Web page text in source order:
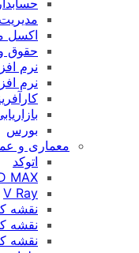
اکسل
حقوق
نرم
نرم
بورس
معماری و
اتوکد
MAX
V Ray
نقشه
نقشه
نقشه